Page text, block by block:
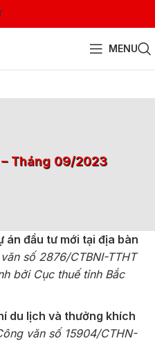
MENU
Tháng 09/2023
án đầu tư mới tại địa bàn
số 2876/CTBNI-TTHT
bởi Cục thuế tỉnh Bắc
du lịch và thưởng khích
văn số 15904/CTHN-